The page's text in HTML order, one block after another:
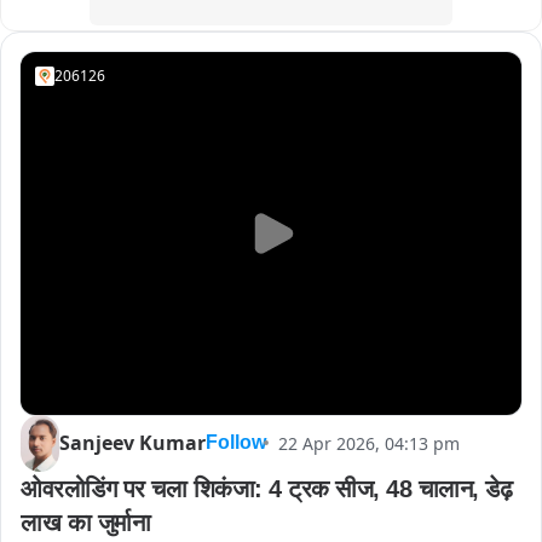
206126
Sanjeev KumarFollow 22 Apr 2026, 04:13 pm
ओवरलोडिंग पर चला शिकंजा: 4 ट्रक सीज, 48 चालान, डेढ़
लाख का जुर्माना